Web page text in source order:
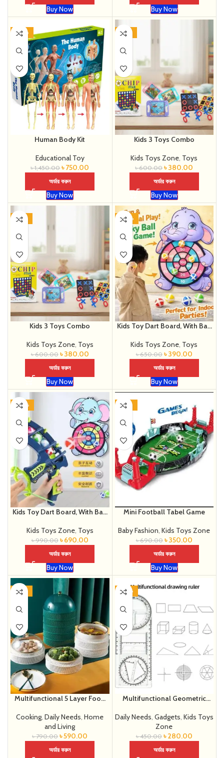
Buy Now Buy Now
-48%
Human Body Kit
Educational Toy
৳1,450.00 ৳750.00
অর্ডার করুন
Buy Now
-37%
Kids 3 Toys Combo
Kids Toys Zone, Toys
৳600.00 ৳380.00
অর্ডার করুন
Buy Now
-37%
Kids 3 Toys Combo
Kids Toys Zone, Toys
৳600.00 ৳380.00
অর্ডার করুন
Buy Now
-40%
Kids Toy Dart Board, With Ball
Kids Toys Zone, Toys
৳650.00 ৳390.00
অর্ডার করুন
Buy Now
-30%
Kids Toy Dart Board, With Ball
Kids Toys Zone, Toys
৳990.00 ৳690.00
অর্ডার করুন
Buy Now
-49%
Mini Football Tabel Game
Baby Fashion,Kids Toys Zone
৳690.00 ৳350.00
অর্ডার করুন
Buy Now
-25%
Multifunctional 5 Layer Food
Cooking,Daily Needs,Home
and Living
৳790.00 ৳590.00
অর্ডার করুন
-38%
Multifunctional Geometric
Daily Needs, Gadgets, Kids Toys
Zone
৳450.00 ৳280.00
অর্ডার করুন